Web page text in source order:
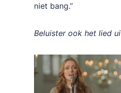
niet bang.”
Beluister ook het lied